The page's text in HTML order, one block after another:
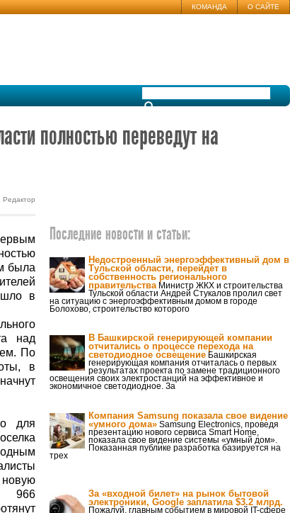
КОМАНДА О САЙТЕ
полностью переведут на
была
в
над
По
в
для
966
Последние новости и статьи:
Недостроенный энергоэффективный дом в
Тульской области, перейдет в
собственность регионального
правительстваМинистр ЖКХ и строительства
Тульской области Андрей Стукалов пролил свет
на ситуацию с энергоэффективным домом в городе
Болохово, строительство которого
В Башкирской генерирующей компании
отчитались о процессе перехода на
светодиодное освещение Башкирская
генерирующая компания отчиталась о первых
результатах проекта по замене традиционного
освещения своих электростанций на эффективное и
экономичное светодиодное. За
Компания Samsung показала свое видение
«умного дома» Samsung Electronics, проведя
презентацию нового сервиса Smart Home,
показала свое видение системы «умный дом».
Показанная публике разработка базируется на
трех
За «входной билет» на рынок бытовой
электроники, Google заплатила $3.2 млрд.
Пожалуй, главным событием в мировой IT-сфере